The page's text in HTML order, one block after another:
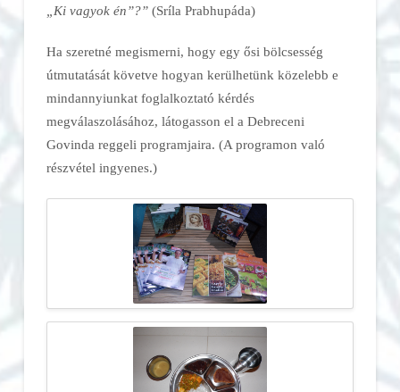
„Ki vagyok én”?”(Sríla Prabhupáda)
Ha szeretné megismerni, hogy egy ősi bölcsesség
útmutatását követve hogyan kerülhetünk közelebb e
mindannyiunkat foglalkoztató kérdés
megválaszolásához, látogasson el a Debreceni
Govinda reggeli programjaira. (A programon való
részvétel ingyenes.)